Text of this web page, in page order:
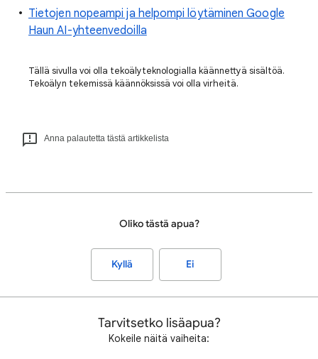
Tietojen nopeampi ja helpompi löytäminen Google
Haun AI-yhteenvedoilla
Tällä sivulla voi olla tekoälyteknologialla käännettyä sisältöä.
Tekoälyn tekemissä käännöksissä voi olla virheitä.
Anna palautetta tästä artikkelista
Oliko tästä apua?
Kyllä Ei
Tarvitsetko lisäapua?
Kokeile näitä vaiheita: